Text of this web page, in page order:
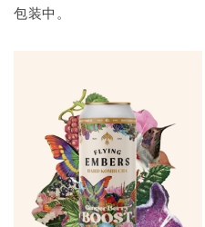
包装中。